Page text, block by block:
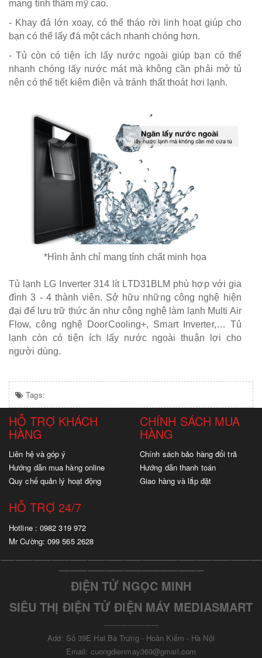
mang tính thẩm mỹ cao.
- Khay đá lớn xoay, có thể tháo rời linh hoạt giúp cho
bạn có thể lấy đá một cách nhanh chóng hơn.
- Tủ còn có tiện ích lấy nước ngoài giúp bạn có thể
nhanh chóng lấy nước mát mà không cần phải mở tủ
nên có thể tiết kiệm điện và tránh thất thoát hơi lạnh.
*Hình ảnh chỉ mang tính chất minh họa
Tủ lạnh LG Inverter 314 lít LTD31BLM phù hợp với gia
đình 3 - 4 thành viên. Sở hữu những công nghệ hiện
đại để lưu trữ thức ăn như công nghệ làm lạnh Multi Air
Flow, công nghệ DoorCooling+, Smart Inverter,… Tủ
lạnh còn có tiện ích lấy nước ngoài thuận lợi cho
người dùng.
Tags:
HỖ TRỢ KHÁCH
HÀNG
Liên hệ và góp ý
Hướng dẫn mua hàng online
Quy chế quản lý hoạt động
CHÍNH SÁCH MUA
HÀNG
Chính sách bảo hàng đổi trả
Hướng dẫn thanh toán
Giao hàng và lắp đặt
HỖ TRỢ 24/7
Hotline : 0982 319 972
Mr Cường: 099 565 2628
------------------------------------------------------------------------------------------------------------------------------------------------
--------------------------------------------------------------------------------
ĐIỆN TỬ NGỌC MINH
SIÊU THỊ ĐIỆN TỬ ĐIỆN MÁY MEDIASMART
-----------------------
Add: Số 39E Hai Bà Trưng - Hoàn Kiếm - Hà Nội
Email: cuongdienmay369@gmail.com